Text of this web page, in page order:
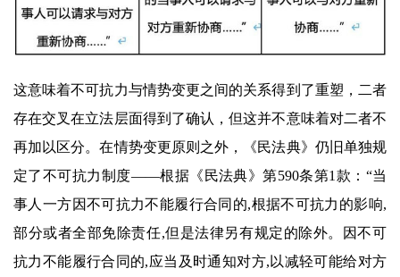
这意味着不可抗力与情势变更之间的关系得到了重塑，二者
存在交叉在立法层面得到了确认，但这并不意味着对二者不
再加以区分。在情势变更原则之外，《民法典》仍旧单独规
定了不可抗力制度——根据《民法典》第590条第1款：“当
事人一方因不可抗力不能履行合同的,根据不可抗力的影响,
部分或者全部免除责任,但是法律另有规定的除外。因不可
抗力不能履行合同的,应当及时通知对方,以减轻可能给对方